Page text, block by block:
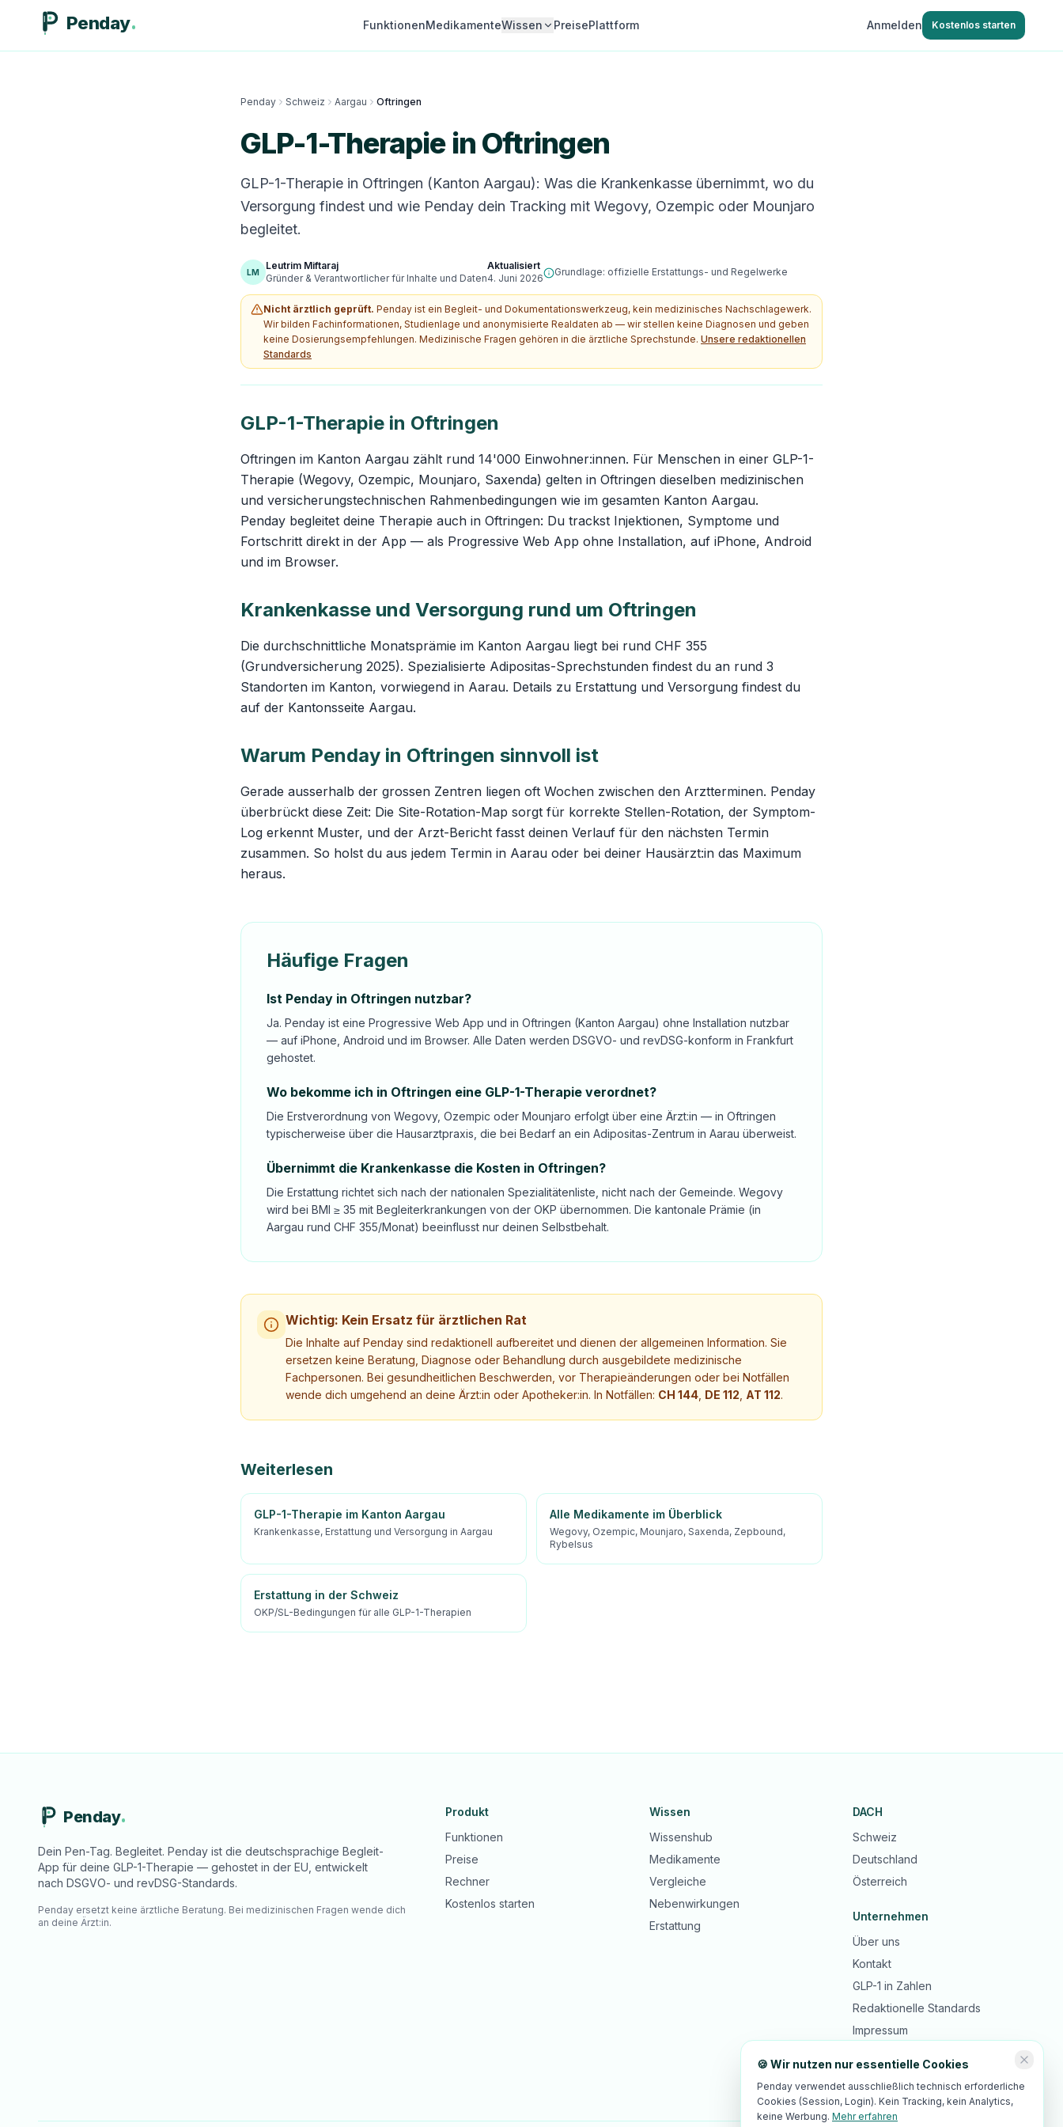
Penday FunktionenMedikamenteWissen PreisePlattform Anmelden Kostenlos starten
Penday Schweiz Aargau Oftringen
GLP-1-Therapie in Oftringen
GLP-1-Therapie in Oftringen (Kanton Aargau): Was die Krankenkasse übernimmt, wo du
Versorgung findest und wie Penday dein Tracking mit Wegovy, Ozempic oder Mounjaro
begleitet.
LM
Leutrim Miftaraj
Gründer & Verantwortlicher für Inhalte und Daten
Aktualisiert
4. Juni 2026
Grundlage: offizielle Erstattungs- und Regelwerke
Nicht ärztlich geprüft. Penday ist ein Begleit- und Dokumentationswerkzeug, kein medizinisches Nachschlagewerk.
Wir bilden Fachinformationen, Studienlage und anonymisierte Realdaten ab — wir stellen keine Diagnosen und geben
keine Dosierungsempfehlungen. Medizinische Fragen gehören in die ärztliche Sprechstunde. Unsere redaktionellen
Standards
GLP-1-Therapie in Oftringen
Oftringen im Kanton Aargau zählt rund 14'000 Einwohner:innen. Für Menschen in einer GLP-1-
Therapie (Wegovy, Ozempic, Mounjaro, Saxenda) gelten in Oftringen dieselben medizinischen
und versicherungstechnischen Rahmenbedingungen wie im gesamten Kanton Aargau.
Penday begleitet deine Therapie auch in Oftringen: Du trackst Injektionen, Symptome und
Fortschritt direkt in der App — als Progressive Web App ohne Installation, auf iPhone, Android
und im Browser.
Krankenkasse und Versorgung rund um Oftringen
Die durchschnittliche Monatsprämie im Kanton Aargau liegt bei rund CHF 355
(Grundversicherung 2025). Spezialisierte Adipositas-Sprechstunden findest du an rund 3
Standorten im Kanton, vorwiegend in Aarau. Details zu Erstattung und Versorgung findest du
auf der Kantonsseite Aargau.
Warum Penday in Oftringen sinnvoll ist
Gerade ausserhalb der grossen Zentren liegen oft Wochen zwischen den Arztterminen. Penday
überbrückt diese Zeit: Die Site-Rotation-Map sorgt für korrekte Stellen-Rotation, der Symptom-
Log erkennt Muster, und der Arzt-Bericht fasst deinen Verlauf für den nächsten Termin
zusammen. So holst du aus jedem Termin in Aarau oder bei deiner Hausärzt:in das Maximum
heraus.
Häufige Fragen
Ist Penday in Oftringen nutzbar?
Ja. Penday ist eine Progressive Web App und in Oftringen (Kanton Aargau) ohne Installation nutzbar
— auf iPhone, Android und im Browser. Alle Daten werden DSGVO- und revDSG-konform in Frankfurt
gehostet.
Wo bekomme ich in Oftringen eine GLP-1-Therapie verordnet?
Die Erstverordnung von Wegovy, Ozempic oder Mounjaro erfolgt über eine Ärzt:in — in Oftringen
typischerweise über die Hausarztpraxis, die bei Bedarf an ein Adipositas-Zentrum in Aarau überweist.
Übernimmt die Krankenkasse die Kosten in Oftringen?
Die Erstattung richtet sich nach der nationalen Spezialitätenliste, nicht nach der Gemeinde. Wegovy
wird bei BMI ≥ 35 mit Begleiterkrankungen von der OKP übernommen. Die kantonale Prämie (in
Aargau rund CHF 355/Monat) beeinflusst nur deinen Selbstbehalt.
Wichtig: Kein Ersatz für ärztlichen Rat
Die Inhalte auf Penday sind redaktionell aufbereitet und dienen der allgemeinen Information. Sie
ersetzen keine Beratung, Diagnose oder Behandlung durch ausgebildete medizinische
Fachpersonen. Bei gesundheitlichen Beschwerden, vor Therapieänderungen oder bei Notfällen
wende dich umgehend an deine Ärzt:in oder Apotheker:in. In Notfällen: CH 144 DE 112 AT 112.
Weiterlesen
GLP-1-Therapie im Kanton Aargau
Krankenkasse, Erstattung und Versorgung in Aargau
Alle Medikamente im Überblick
Wegovy, Ozempic, Mounjaro, Saxenda, Zepbound,
Rybelsus
Erstattung in der Schweiz
OKP/SL-Bedingungen für alle GLP-1-Therapien
Penday
Dein Pen-Tag. Begleitet. Penday ist die deutschsprachige Begleit-
App für deine GLP-1-Therapie — gehostet in der EU, entwickelt
nach DSGVO- und revDSG-Standards.
Penday ersetzt keine ärztliche Beratung. Bei medizinischen Fragen wende dich
an deine Ärzt:in.
Produkt
Funktionen
Preise
Rechner
Kostenlos starten
Wissen
Wissenshub
Medikamente
Vergleiche
Nebenwirkungen
Erstattung
DACH
Schweiz
Deutschland
Österreich
Unternehmen
Über uns
Kontakt
GLP-1 in Zahlen
Redaktionelle Standards
Impressum
🍪 Wir nutzen nur essentielle Cookies
Penday verwendet ausschließlich technisch erforderliche
Cookies (Session, Login). Kein Tracking, kein Analytics,
keine Werbung. Mehr erfahren